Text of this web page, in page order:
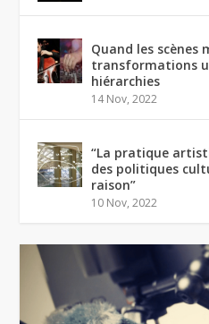
Quand les scènes
transformations
hiérarchies
14 Nov, 2022
“La pratique
des politiques
raison”
10 Nov, 2022